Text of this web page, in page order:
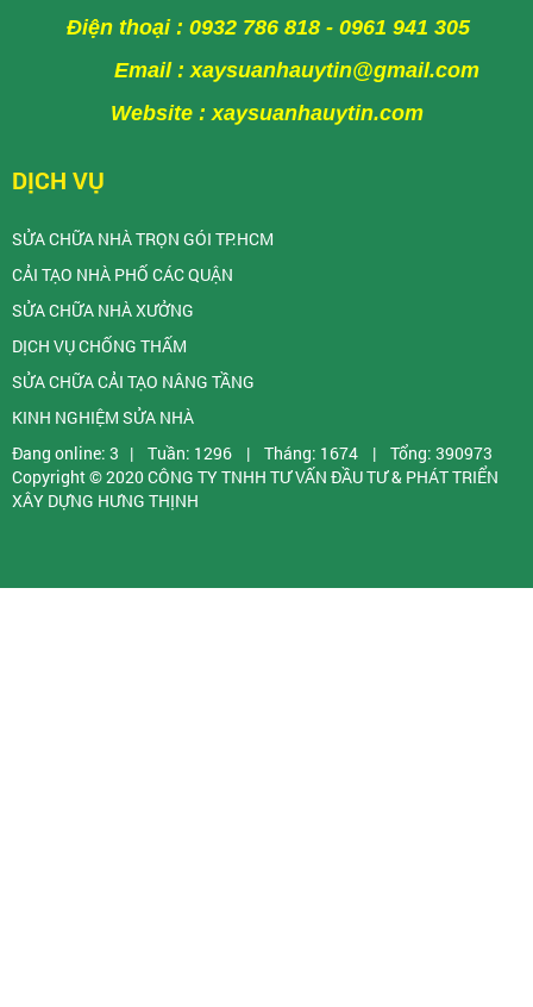
Điện thoại : 0932 786 818 - 0961 941 305
Email : xaysuanhauytin@gmail.com
Website : xaysuanhauytin.com
DỊCH VỤ
SỬA CHỮA NHÀ TRỌN GÓI TP.HCM
CẢI TẠO NHÀ PHỐ CÁC QUẬN
SỬA CHỮA NHÀ XƯỞNG
DỊCH VỤ CHỐNG THẤM
SỬA CHỮA CẢI TẠO NÂNG TẦNG
KINH NGHIỆM SỬA NHÀ
Đang online: 3 | Tuần: 1296 | Tháng: 1674 | Tổng: 390973
Copyright © 2020CÔNG TY TNHH TƯ VẤN ĐẦU TƯ & PHÁT TRIỂN
XÂY DỰNG HƯNG THỊNH